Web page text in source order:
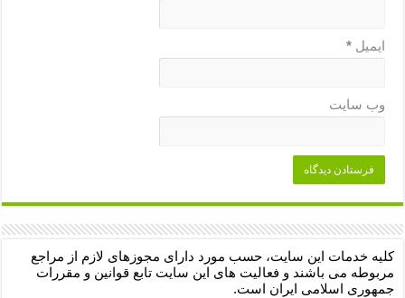
ایمیل*
وب‌ سایت
کلیه خدمات این سایت، حسب مورد دارای مجوزهای لازم از مراجع
مربوطه می باشند و فعالیت های این سایت تابع قوانین و مقررات
جمهوری اسلامی ایران است.